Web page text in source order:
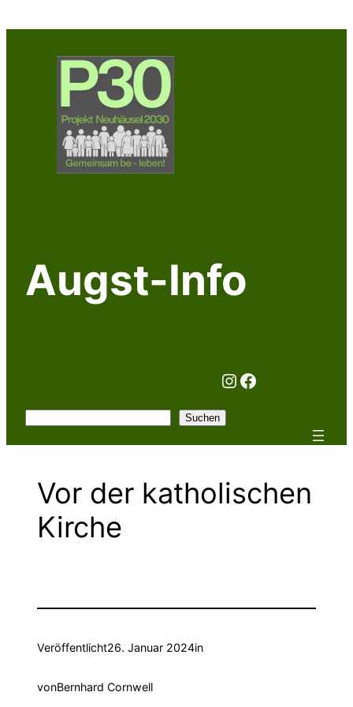
Inhalt
Augst-Info
Instagram
Facebook
Suchen
Vor der katholischen
Kirche
Veröffentlicht26. Januar 2024in
vonBernhard Cornwell